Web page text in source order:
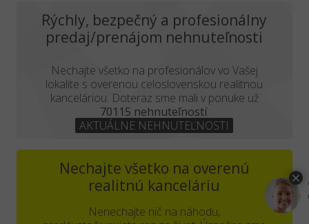
Rýchly, bezpečný a profesionálny
predaj/prenájom nehnuteľnosti
Nechajte všetko na profesionálov vo Vašej
lokalite s overenou celoslovenskou realitnou
kanceláriou. Doteraz sme mali v ponuke už
70115 nehnuteľností.
AKTUÁLNE NEHNUTEĽNOSTI
Nechajte všetko na overenú
realitnú kanceláriu
Nenechajte nič na náhodu,